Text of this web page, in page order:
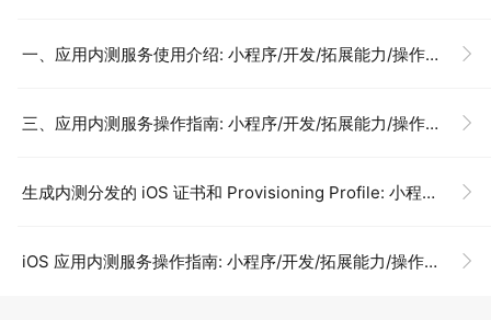
一、应用内测服务使用介绍: 小程序/开发/拓展能力/操作指南/iOS 内测分发/内测分发服务介绍
三、应用内测服务操作指南: 小程序/开发/拓展能力/操作指南/iOS 内测分发/内测分发服务介绍
生成内测分发的 iOS 证书和 Provisioning Profile: 小程序/开发/拓展能力/操作指南/iOS 内测分发/生成内测分发的 iOS 证书和 Provisioning Profile
iOS 应用内测服务操作指南: 小程序/开发/拓展能力/操作指南/iOS 内测分发/内测分发服务操作指南